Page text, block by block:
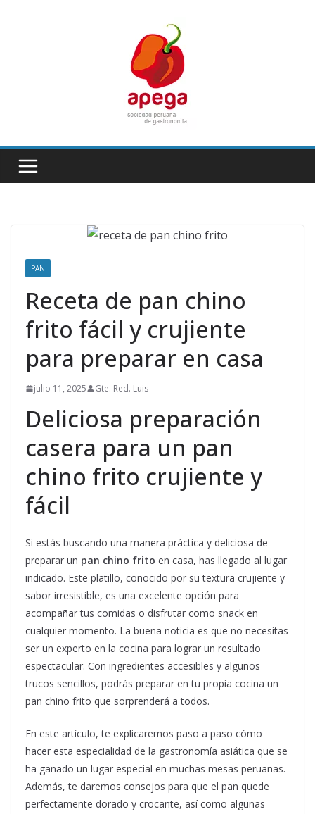
PAN
Receta de pan chino
frito fácil y crujiente
para preparar en casa
julio 11, 2025 Gte. Red. Luis
Deliciosa preparación
casera para un pan
chino frito crujiente y
fácil
Si estás buscando una manera práctica y deliciosa de
preparar un pan chino frito en casa, has llegado al lugar
indicado. Este platillo, conocido por su textura crujiente y
sabor irresistible, es una excelente opción para
acompañar tus comidas o disfrutar como snack en
cualquier momento. La buena noticia es que no necesitas
ser un experto en la cocina para lograr un resultado
espectacular. Con ingredientes accesibles y algunos
trucos sencillos, podrás preparar en tu propia cocina un
pan chino frito que sorprenderá a todos.
En este artículo, te explicaremos paso a paso cómo
hacer esta especialidad de la gastronomía asiática que se
ha ganado un lugar especial en muchas mesas peruanas.
Además, te daremos consejos para que el pan quede
perfectamente dorado y crocante, así como algunas